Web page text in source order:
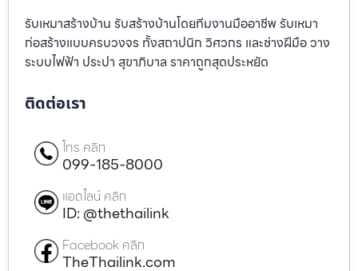
รับเหมาสร้างบ้าน รับสร้างบ้านโดยทีมงานมืออาชีพ รับเหมา
ก่อสร้างแบบครบวงจร ทั้งสถาปนิก วิศวกร และช่างฝีมือ วาง
ระบบไฟฟ้า ประปา สุขาภิบาล ราคาถูกสุดประหยัด
ติดต่อเรา
โทร คลิก
099-185-8000
แอดไลน์ คลิก
ID: @thethailink
Facebook คลิก
TheThailink.com